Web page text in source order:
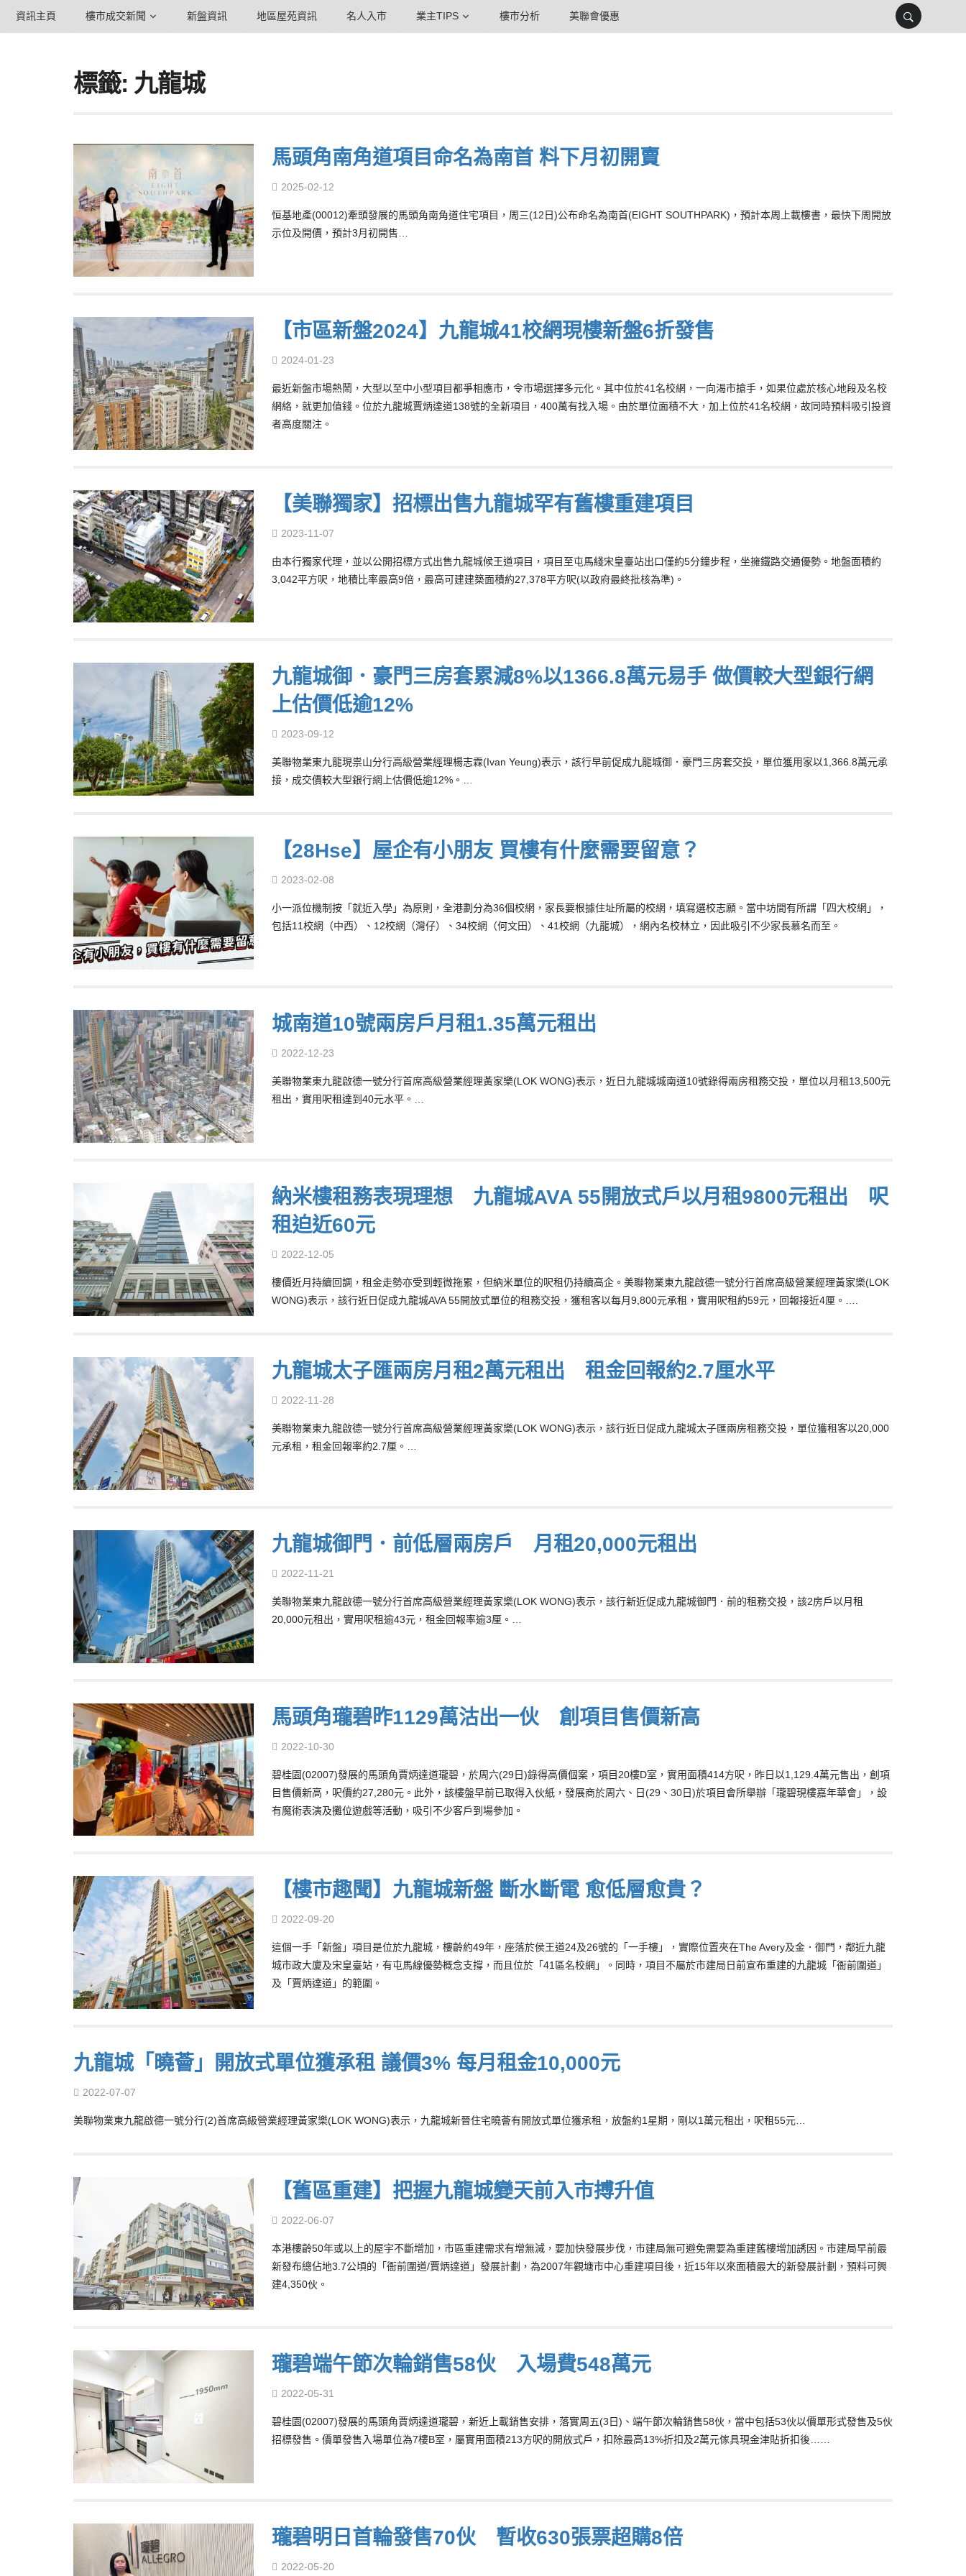
資訊主頁 樓市成交新聞 新盤資訊 地區屋苑資訊 名人入市 業主TIPS 樓市分析 美聯會優惠
標籤: 九龍城
馬頭角南角道項目命名為南首 料下月初開賣
2025-02-12
恒基地產(00012)牽頭發展的馬頭角南角道住宅項目，周三(12日)公布命名為南首(EIGHT SOUTHPARK)，預計本周上載樓書，最快下周開放
示位及開價，預計3月初開售…
【市區新盤2024】九龍城41校網現樓新盤6折發售
2024-01-23
最近新盤市場熱鬧，大型以至中小型項目都爭相應市，令市場選擇多元化。其中位於41名校網，一向渴市搶手，如果位處於核心地段及名校
網絡，就更加值錢。位於九龍城賈炳達道138號的全新項目，400萬有找入場。由於單位面積不大，加上位於41名校網，故同時預料吸引投資
者高度關注。
【美聯獨家】招標出售九龍城罕有舊樓重建項目
2023-11-07
由本行獨家代理，並以公開招標方式出售九龍城候王道項目，項目至屯馬綫宋皇臺站出口僅約5分鐘步程，坐擁鐵路交通優勢。地盤面積約
3,042平方呎，地積比率最高9倍，最高可建建築面積約27,378平方呎(以政府最終批核為準)。
九龍城御．豪門三房套累減8%以1366.8萬元易手 做價較大型銀行網
上估價低逾12%
2023-09-12
美聯物業東九龍現祟山分行高級營業經理楊志霖(Ivan Yeung)表示，該行早前促成九龍城御．豪門三房套交投，單位獲用家以1,366.8萬元承
接，成交價較大型銀行網上估價低逾12%。…
【28Hse】屋企有小朋友 買樓有什麼需要留意？
2023-02-08
小一派位機制按「就近入學」為原則，全港劃分為36個校網，家長要根據住址所屬的校網，填寫選校志願。當中坊間有所謂「四大校網」，
包括11校網（中西）、12校網（灣仔）、34校網（何文田）、41校網（九龍城），網內名校林立，因此吸引不少家長慕名而至。
城南道10號兩房戶月租1.35萬元租出
2022-12-23
美聯物業東九龍啟德一號分行首席高級營業經理黃家樂(LOK WONG)表示，近日九龍城城南道10號錄得兩房租務交投，單位以月租13,500元
租出，實用呎租達到40元水平。…
納米樓租務表現理想 九龍城AVA 55開放式戶以月租9800元租出 呎
租迫近60元
2022-12-05
樓價近月持續回調，租金走勢亦受到輕微拖累，但納米單位的呎租仍持續高企。美聯物業東九龍啟德一號分行首席高級營業經理黃家樂(LOK
WONG)表示，該行近日促成九龍城AVA 55開放式單位的租務交投，獲租客以每月9,800元承租，實用呎租約59元，回報接近4厘。….
九龍城太子匯兩房月租2萬元租出 租金回報約2.7厘水平
2022-11-28
美聯物業東九龍啟德一號分行首席高級營業經理黃家樂(LOK WONG)表示，該行近日促成九龍城太子匯兩房租務交投，單位獲租客以20,000
元承租，租金回報率約2.7厘。…
九龍城御門．前低層兩房戶 月租20,000元租出
2022-11-21
美聯物業東九龍啟德一號分行首席高級營業經理黃家樂(LOK WONG)表示，該行新近促成九龍城御門．前的租務交投，該2房戶以月租
20,000元租出，實用呎租逾43元，租金回報率逾3厘。…
馬頭角瓏碧昨1129萬沽出一伙 創項目售價新高
2022-10-30
碧桂園(02007)發展的馬頭角賈炳達道瓏碧，於周六(29日)錄得高價個案，項目20樓D室，實用面積414方呎，昨日以1,129.4萬元售出，創項
目售價新高，呎價約27,280元。此外，該樓盤早前已取得入伙紙，發展商於周六、日(29、30日)於項目會所舉辦「瓏碧現樓嘉年華會」，設
有魔術表演及攤位遊戲等活動，吸引不少客戶到場參加。
【樓市趣聞】九龍城新盤 斷水斷電 愈低層愈貴？
2022-09-20
這個一手「新盤」項目是位於九龍城，樓齡約49年，座落於侯王道24及26號的「一手樓」，實際位置夾在The Avery及金．御門，鄰近九龍
城市政大廈及宋皇臺站，有屯馬線優勢概念支撐，而且位於「41區名校網」。同時，項目不屬於市建局日前宣布重建的九龍城「衙前圍道」
及「賈炳達道」的範圍。
九龍城「曉薈」開放式單位獲承租 議價3% 每月租金10,000元
2022-07-07
美聯物業東九龍啟德一號分行(2)首席高級營業經理黃家樂(LOK WONG)表示，九龍城新晉住宅曉薈有開放式單位獲承租，放盤約1星期，剛以1萬元租出，呎租55元…
【舊區重建】把握九龍城變天前入市搏升值
2022-06-07
本港樓齡50年或以上的屋宇不斷增加，市區重建需求有增無減，要加快發展步伐，市建局無可避免需要為重建舊樓增加誘因。市建局早前最
新發布總佔地3.7公頃的「衙前圍道/賈炳達道」發展計劃，為2007年觀塘市中心重建項目後，近15年以來面積最大的新發展計劃，預料可興
建4,350伙。
瓏碧端午節次輪銷售58伙 入場費548萬元
2022-05-31
碧桂園(02007)發展的馬頭角賈炳達道瓏碧，新近上載銷售安排，落實周五(3日)、端午節次輪銷售58伙，當中包括53伙以價單形式發售及5伙
招標發售。價單發售入場單位為7樓B室，屬實用面積213方呎的開放式戶，扣除最高13%折扣及2萬元傢具現金津貼折扣後……
瓏碧明日首輪發售70伙 暫收630張票超購8倍
2022-05-20